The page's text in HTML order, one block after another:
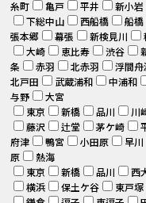
糸町
亀戸 平井 新小岩
下総中山
西船橋 船橋
張本郷
幕張 新検見川
大崎
恵比寿 渋谷
条
赤羽 北赤羽 浮間舟
北戸田
武蔵浦和 中浦和
与野
大宮
東京
新橋 品川 川
藤沢
辻堂 茅ケ崎
府津
鴨宮 小田原 早川
原
熱海
東京
新橋 品川 西
横浜
保土ケ谷 東戸塚